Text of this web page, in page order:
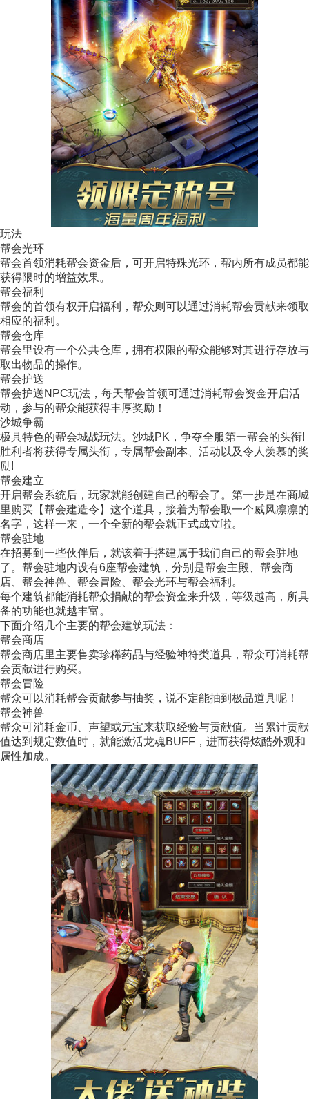
玩法
帮会光环
帮会首领消耗帮会资金后，可开启特殊光环，帮内所有成员都能
获得限时的增益效果。
帮会福利
帮会的首领有权开启福利，帮众则可以通过消耗帮会贡献来领取
相应的福利。
帮会仓库
帮会里设有一个公共仓库，拥有权限的帮众能够对其进行存放与
取出物品的操作。
帮会护送
帮会护送NPC玩法，每天帮会首领可通过消耗帮会资金开启活
动，参与的帮众能获得丰厚奖励！
沙城争霸
极具特色的帮会城战玩法。沙城PK，争夺全服第一帮会的头衔!
胜利者将获得专属头衔，专属帮会副本、活动以及令人羡慕的奖
励!
帮会建立
开启帮会系统后，玩家就能创建自己的帮会了。第一步是在商城
里购买【帮会建造令】这个道具，接着为帮会取一个威风凛凛的
名字，这样一来，一个全新的帮会就正式成立啦。
帮会驻地
在招募到一些伙伴后，就该着手搭建属于我们自己的帮会驻地
了。帮会驻地内设有6座帮会建筑，分别是帮会主殿、帮会商
店、帮会神兽、帮会冒险、帮会光环与帮会福利。
每个建筑都能消耗帮众捐献的帮会资金来升级，等级越高，所具
备的功能也就越丰富。
下面介绍几个主要的帮会建筑玩法：
帮会商店
帮会商店里主要售卖珍稀药品与经验神符类道具，帮众可消耗帮
会贡献进行购买。
帮会冒险
帮众可以消耗帮会贡献参与抽奖，说不定能抽到极品道具呢！
帮会神兽
帮众可消耗金币、声望或元宝来获取经验与贡献值。当累计贡献
值达到规定数值时，就能激活龙魂BUFF，进而获得炫酷外观和
属性加成。